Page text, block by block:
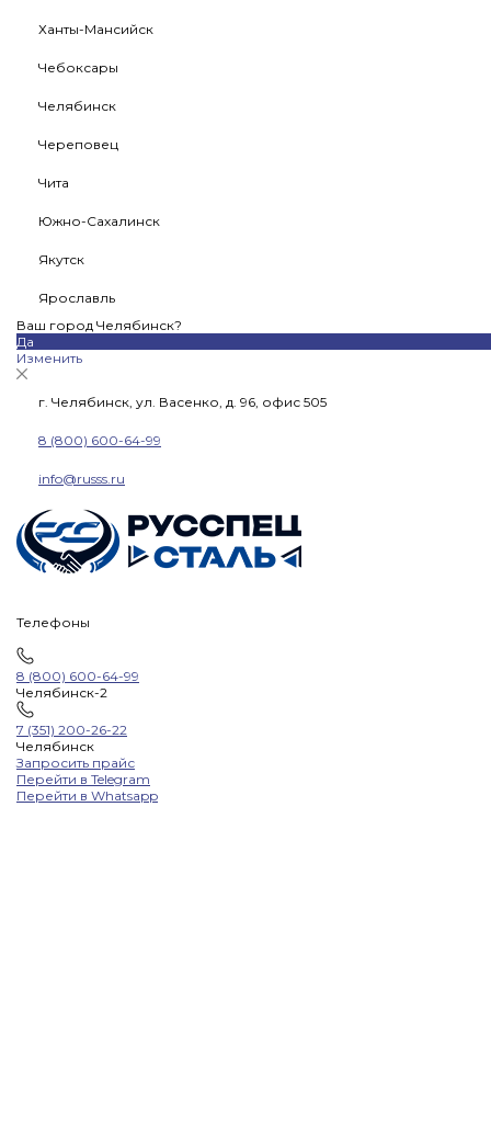
Ханты-Мансийск
Чебоксары
Челябинск
Череповец
Чита
Южно-Сахалинск
Якутск
Ярославль
Ваш город Челябинск?
Да
Изменить
г. Челябинск, ул. Васенко, д. 96, офис 505
8 (800) 600-64-99
info@russs.ru
Телефоны
8 (800) 600-64-99
Челябинск-2
7 (351) 200-26-22
Челябинск
Запросить прайс
Перейти в Telegram
Перейти в Whatsapp